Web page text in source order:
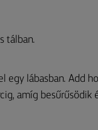
tálban.
lábasban. Add
amíg besűrűsödik